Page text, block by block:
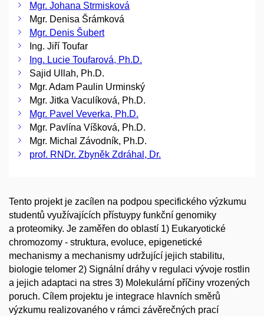
Mgr. Johana Strmisková
Mgr. Denisa Šrámková
Mgr. Denis Šubert
Ing. Jiří Toufar
Ing. Lucie Toufarová, Ph.D.
Sajid Ullah, Ph.D.
Mgr. Adam Paulin Urminský
Mgr. Jitka Vaculíková, Ph.D.
Mgr. Pavel Veverka, Ph.D.
Mgr. Pavlína Víšková, Ph.D.
Mgr. Michal Závodník, Ph.D.
prof. RNDr. Zbyněk Zdráhal, Dr.
Tento projekt je zacílen na podpou specifického výzkumu
studentů využívajících přístuypy funkční genomiky
a proteomiky. Je zaměřen do oblastí 1) Eukaryotické
chromozomy - struktura, evoluce, epigenetické
mechanismy a mechanismy udržující jejich stabilitu,
biologie telomer 2) Signální dráhy v regulaci vývoje rostlin
a jejich adaptaci na stres 3) Molekulární příčiny vrozených
poruch. Cílem projektu je integrace hlavních směrů
výzkumu realizovaného v rámci závěrečných prací